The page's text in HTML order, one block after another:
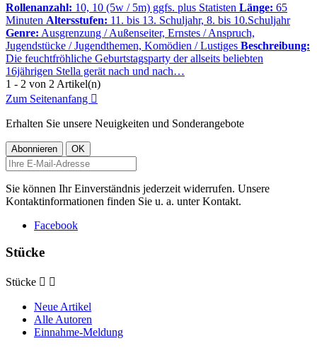
Rollenanzahl: 10, 10 (5w / 5m) ggfs. plus Statisten Länge: 65
Minuten Altersstufen: 11. bis 13. Schuljahr, 8. bis 10.Schuljahr
Genre: Ausgrenzung / Außenseiter, Ernstes / Anspruch,
Jugendstücke / Jugendthemen, Komödien / Lustiges Beschreibung:
Die feuchtfröhliche Geburtstagsparty der allseits beliebten
16jährigen Stella gerät nach und nach…
1 - 2 von 2 Artikel(n)
Zum Seitenanfang 
Erhalten Sie unsere Neuigkeiten und Sonderangebote
Sie können Ihr Einverständnis jederzeit widerrufen. Unsere
Kontaktinformationen finden Sie u. a. unter Kontakt.
Facebook
Stücke
Stücke  
Neue Artikel
Alle Autoren
Einnahme-Meldung